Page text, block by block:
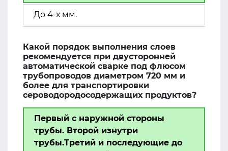
До 4-х мм.
Какой порядок выполнения слоев
рекомендуется при двусторонней
автоматической сварке под флюсом
трубопроводов диаметром 720 мм и
более для транспортировки
сероводородосодержащих продуктов?
Первый с наружной стороны
трубы. Второй изнутри
трубы.Третий и последующие до